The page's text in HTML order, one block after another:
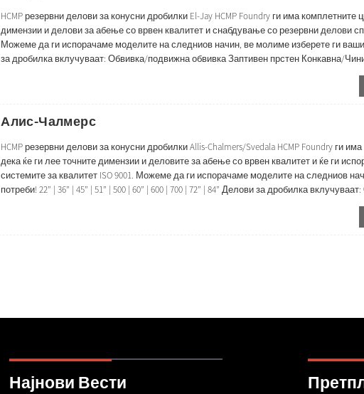
HCMP резервни делови за конусни дробилки El-Jay HCMP Foundry ги има
димензии и делови за абење со врвен квалитет и снабдување со резервни делови
Можеме да ги испорачаме моделите на следниов начин, ве молиме изберете ги
за дробилка вклучуваат: Обвивка/подвижна обвивка Заптивен прстен Конкавна/
Алис-Чалмерс
HCMP резервни делови за конусни дробилки Allis-Chalmers/Svedala HCMP Foundry ги
дека ќе ги лее точните димензии и деловите за абење со врвен квалитет и ќе ги
системите за квалитет ISO 9001. Можеме да ги испорачаме моделите на следниов
потреби! 22” | 36” | 45” | 51” | 500 | 60” | 600 | 700 | 72” | 84” Делови за дробилка
Најнови Вести